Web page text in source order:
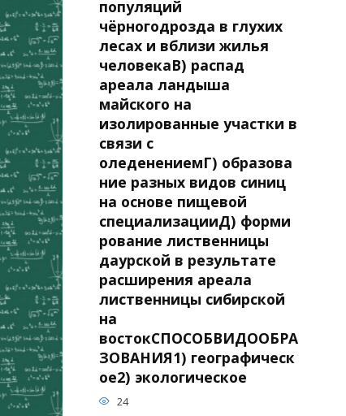
популяций
чёрногодрозда в глухих
лесах и вблизи жилья
человекаВ) распад
ареала ландыша
майского на
изолированные участки в
связи с
оледенениемГ) образова
ние разных видов синиц
на основе пищевой
специализацииД) форми
рование лиственницы
даурской в результате
расширения ареала
лиственницы сибирской
на
востокСПОСОБВИДООБРА
ЗОВАНИЯ1) географическ
ое2) экологическое
24